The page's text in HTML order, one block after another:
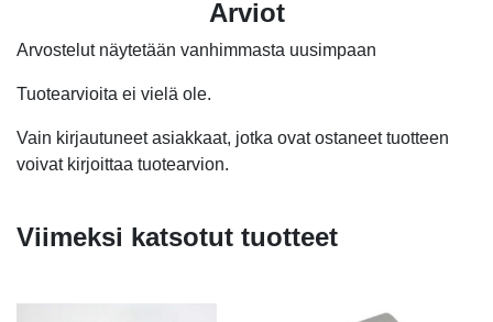
Arviot
Arvostelut näytetään vanhimmasta uusimpaan
Tuotearvioita ei vielä ole.
Vain kirjautuneet asiakkaat, jotka ovat ostaneet tuotteen
voivat kirjoittaa tuotearvion.
Viimeksi katsotut tuotteet